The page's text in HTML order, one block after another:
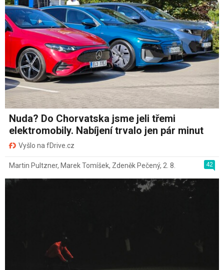
Nuda? Do Chorvatska jsme jeli třemi
elektromobily. Nabíjení trvalo jen pár minut
Vyšlo na fDrive.cz
42
Martin Pultzner, Marek Tomíšek, Zdeněk Pečený, 2. 8.